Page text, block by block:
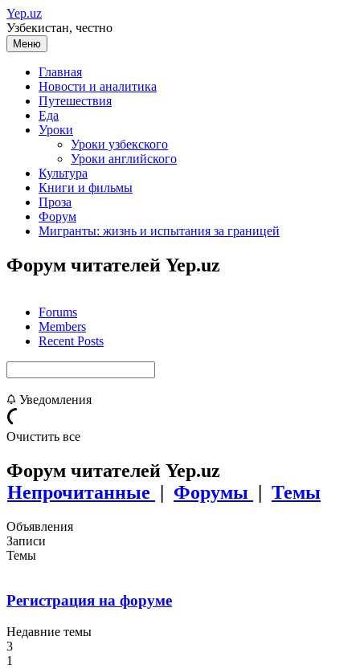
Перейти
к
содержимому
Yep.uz
Узбекистан, честно
Меню
Главная
Новости и аналитика
Путешествия
Еда
Уроки
Уроки узбекского
Уроки английского
Культура
Книги и фильмы
Проза
Форум
Мигранты: жизнь и испытания за границей
Форум читателей Yep.uz
Forums
Members
Recent Posts
Уведомления
Очистить все
Форум читателей Yep.uz
Непрочитанные | Форумы | Темы
Объявления
Записи
Темы
Регистрация на форуме
Недавние темы
3
1